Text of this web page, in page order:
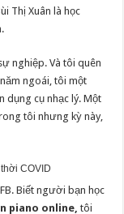
Thị Xuân là học
nghiệp. Và tôi quên
ngoái, tôi một
dụng cụ nhạc lý. Một
tôi nhưng kỳ này,
COVID
Biết người bạn học
piano online, tôi